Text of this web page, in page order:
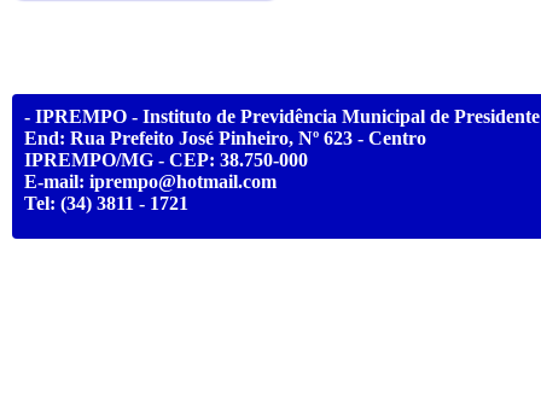
- IPREMPO - Instituto de Previdência Municipal de
End: Rua Prefeito José Pinheiro, Nº 623 - Centro
IPREMPO/MG - CEP: 38.750-000
E-mail: iprempo@hotmail.com
Tel: (34) 3811 - 1721